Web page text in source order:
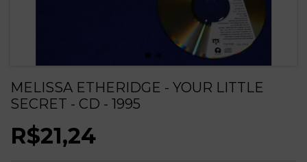
MELISSA ETHERIDGE - YOUR LITTLE
SECRET - CD - 1995
R$21,24